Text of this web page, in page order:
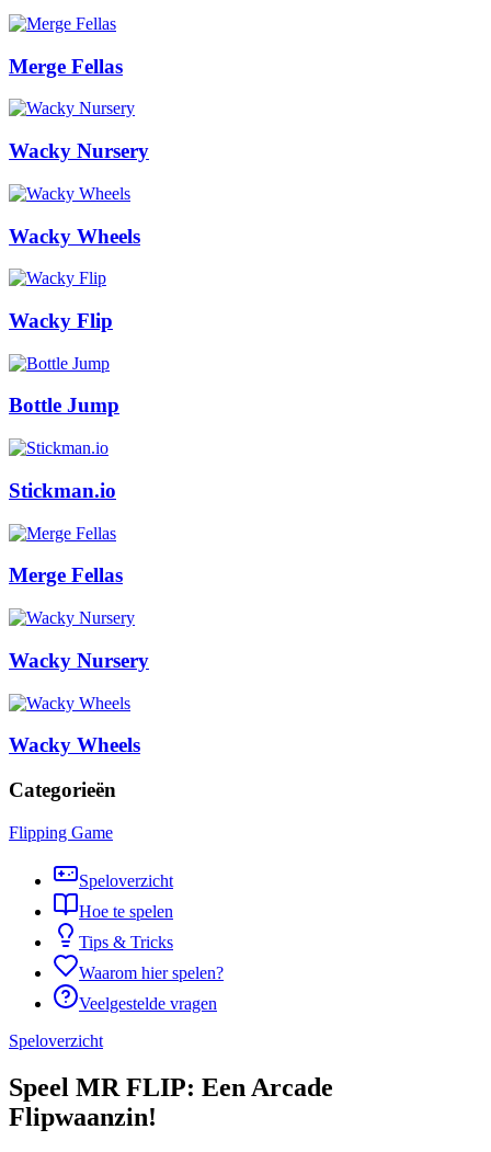
Merge Fellas
Wacky Nursery
Wacky Wheels
Wacky Flip
Bottle Jump
Stickman.io
Merge Fellas
Wacky Nursery
Wacky Wheels
Categorieën
Flipping Game
Speloverzicht
Hoe te spelen
Tips & Tricks
Waarom hier spelen?
Veelgestelde vragen
Speloverzicht
Speel MR FLIP: Een Arcade
Flipwaanzin!